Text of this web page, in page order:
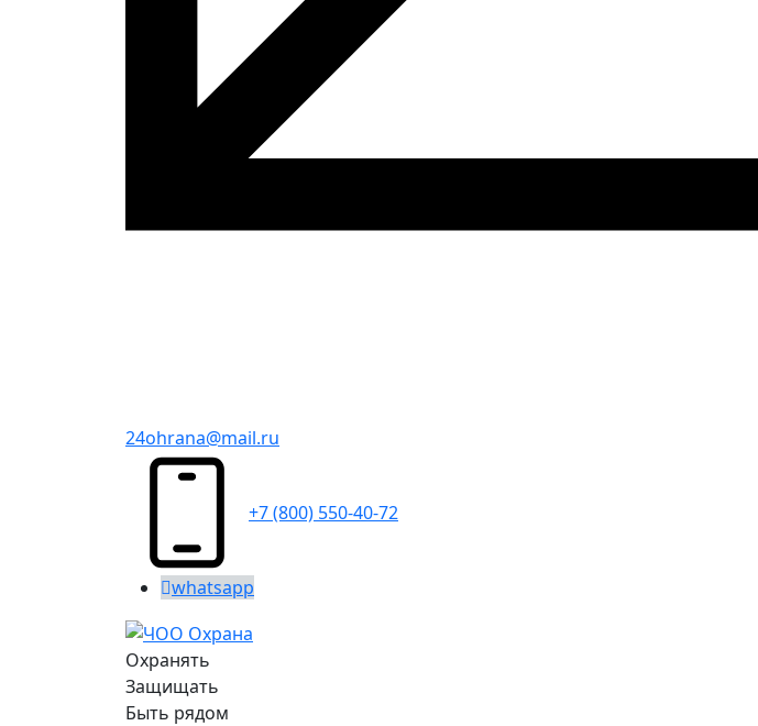
24ohrana@mail.ru
+7 (800) 550-40-72
whatsapp
Охранять
Защищать
Быть рядом